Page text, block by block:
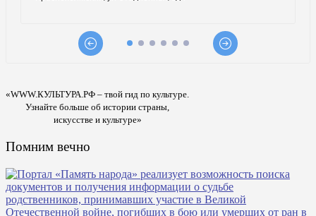
«WWW.КУЛЬТУРА.РФ – твой гид по культуре.
Узнайте больше об истории страны,
искусстве и культуре»
Помним вечно